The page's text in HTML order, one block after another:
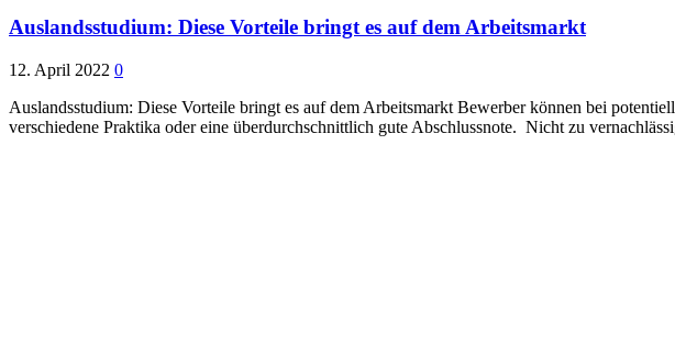
Auslandsstudium: Diese Vorteile bringt es auf dem Arbeitsmarkt
12. April 2022 0
Auslandsstudium: Diese Vorteile bringt es auf dem Arbeitsmarkt Bewerber können bei
verschiedene Praktika oder eine überdurchschnittlich gute Abschlussnote. Nicht zu